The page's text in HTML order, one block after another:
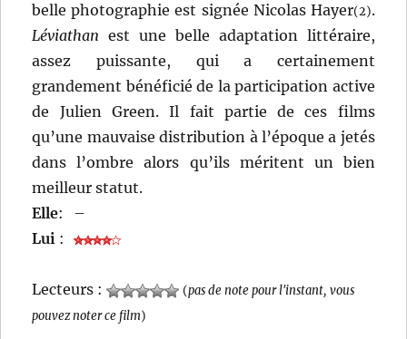
belle photographie est signée Nicolas Hayer(2).
Léviathan est une belle adaptation littéraire,
assez puissante, qui a certainement
grandement bénéficié de la participation active
de Julien Green. Il fait partie de ces films
qu’une mauvaise distribution à l’époque a jetés
dans l’ombre alors qu’ils méritent un bien
meilleur statut.
Elle:
–
Lui :
Lecteurs : (pas de note pour l'instant, vous
pouvez noter ce film)